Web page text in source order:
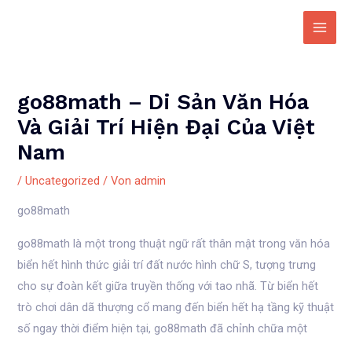
Main
go88math – Di Sản Văn Hóa
Và Giải Trí Hiện Đại Của Việt
Nam
/Uncategorized / Vonadmin
go88math
go88math là một trong thuật ngữ rất thân mật trong văn hóa
biển hết hình thức giải trí đất nước hình chữ S, tượng trưng
cho sự đoàn kết giữa truyền thống với tao nhã. Từ biển hết
trò chơi dân dã thượng cổ mang đến biển hết hạ tầng kỹ thuật
số ngay thời điểm hiện tại, go88math đã chỉnh chữa một